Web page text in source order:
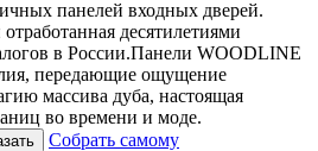
панелей входных дверей.
десятилетиями
в России.Панели WOODLINE
передающие ощущение
массива дуба, настоящая
во времени и моде.
Собрать самому